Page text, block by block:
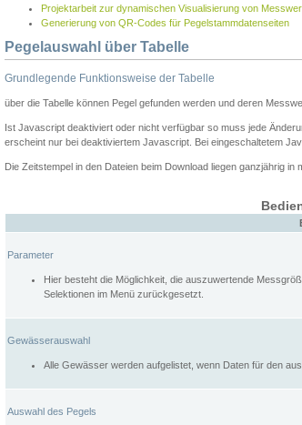
Projektarbeit zur dynamischen Visualisierung von
Generierung von QR-Codes für Pegelstammdatenseiten
Pegelauswahl über Tabelle
Grundlegende Funktionsweise der Tabelle
über die Tabelle können Pegel gefunden werden und deren
Ist Javascript deaktiviert oder nicht verfügbar so muss jede
erscheint nur bei deaktiviertem Javascript. Bei eingeschaltetem
Die Zeitstempel in den Dateien beim Download liegen ganzjährig in
Parameter
Hier besteht die Möglichkeit, die auszuwertende
Selektionen im Menü zurückgesetzt.
Gewässerauswahl
Alle Gewässer werden aufgelistet, wenn Daten für den
Auswahl des Pegels